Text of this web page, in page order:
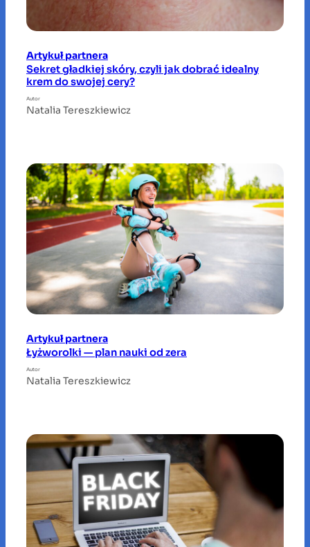
Artykuł partnera
Sekret gładkiej skóry, czyli jak dobrać idealny
krem do swojej cery?
Autor
Natalia Tereszkiewicz
Artykuł partnera
Łyżworolki — plan nauki od zera
Autor
Natalia Tereszkiewicz